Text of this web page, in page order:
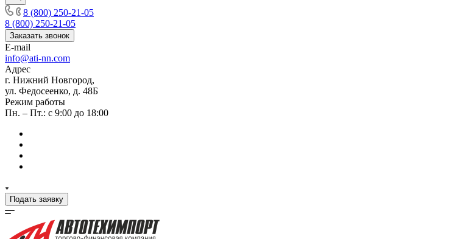
8 (800) 250-21-05
8 (800) 250-21-05
Заказать звонок
E-mail
info@ati-nn.com
Адрес
г. Нижний Новгород,
ул. Федосеенко, д. 48Б
Режим работы
Пн. – Пт.: с 9:00 до 18:00
Подать заявку